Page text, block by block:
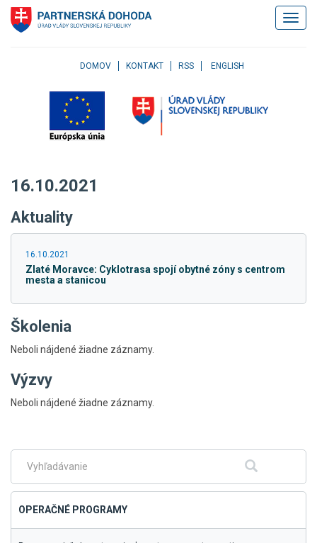
Klávesové
skratky
Skočiť
menu
na
Skočiť
stránky
DOMOV KONTAKT RSS ENGLISH
16.10.2021
Aktuality
16.10.2021
Zlaté Moravce: Cyklotrasa spojí obytné zóny s centrom
mesta a stanicou
Školenia
Neboli nájdené žiadne záznamy.
Výzvy
Neboli nájdené žiadne záznamy.
menu
Fulltextové
Hľadať
OPERAČNÉ PROGRAMY